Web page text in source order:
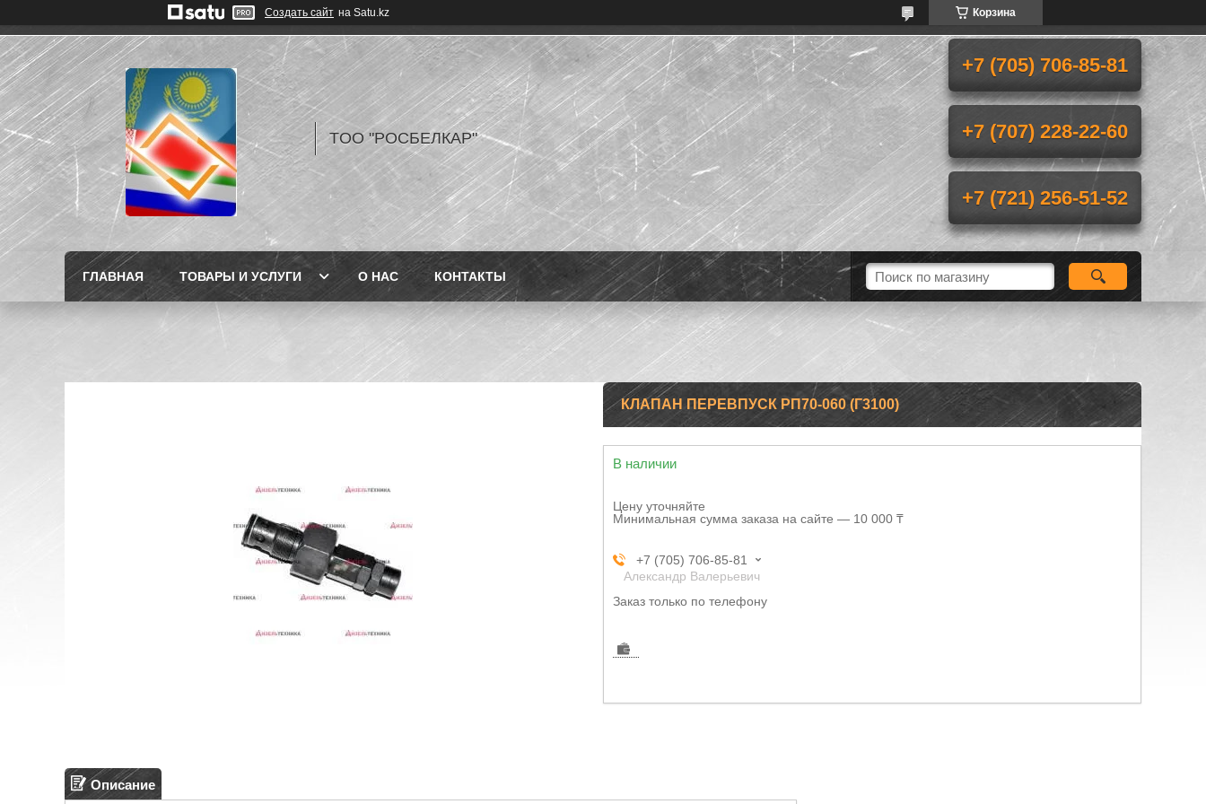
Создать сайт на Satu.kz Корзина
TOO "РОСБЕЛКАР"
+7 (705) 706-85-81
+7 (707) 228-22-60
+7 (721) 256-51-52
ГЛАВНАЯ ТОВАРЫ И УСЛУГИ О НАС КОНТАКТЫ
КЛАПАН ПЕРЕВПУСК РП70-060 (Г3100)
В наличии
Цену уточняйте
Минимальная сумма заказа на сайте — 10 000 ₸
+7 (705) 706-85-81
Александр Валерьевич
Заказ только по телефону
Описание